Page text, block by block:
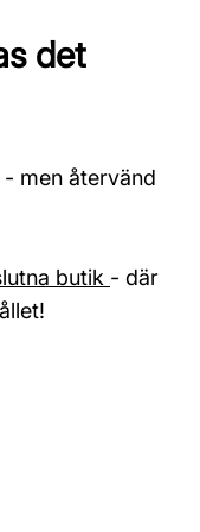
det
men återvänd
butik - där